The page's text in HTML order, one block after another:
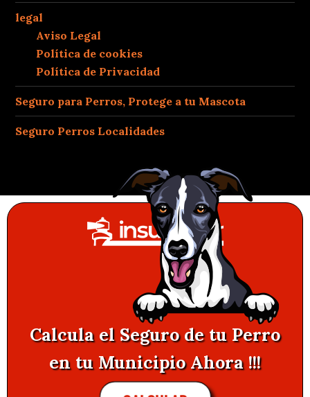
legal
Aviso Legal
Política de cookies
Política de Privacidad
Seguro para Perros, Protege a tu Mascota
Seguro Perros Localidades
Calcula el Seguro de tu Perro
en tu Municipio Ahora !!!